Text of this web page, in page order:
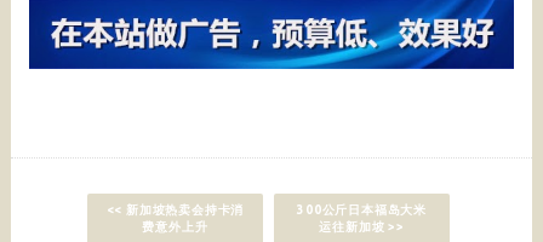
<< 新加坡热卖会持卡消
费意外上升
300公斤日本福岛大米
运往新加坡 >>